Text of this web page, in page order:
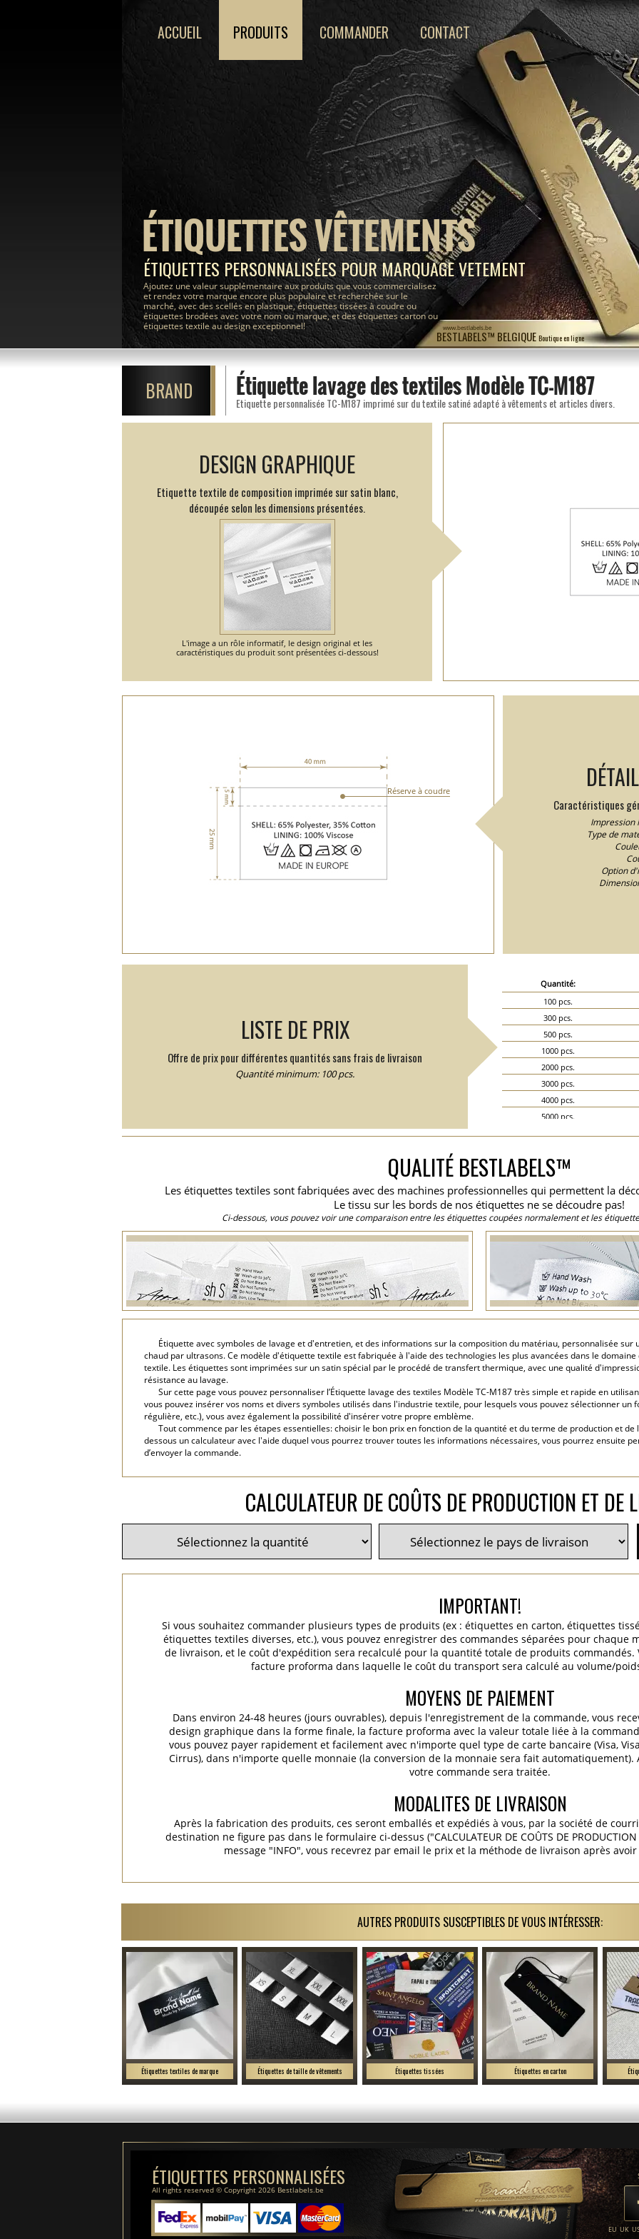
BESTLABELS™ BELGIQUE Boutique en ligne
www.bestlabels.be
ÉTIQUETTES VÊTEMENTS
ÉTIQUETTES PERSONNALISÉES POUR MARQUAGE VETEMENT
Ajoutez une valeur supplémentaire aux produits que vous commercialisez
et rendez votre marque encore plus populaire et recherchée sur le
marché, avec des scellés en plastique, étiquettes tissées à coudre ou
étiquettes brodées avec votre nom ou marque, et des étiquettes carton ou
étiquettes textile au design exceptionnel!
ACCUEIL PRODUITS COMMANDER CONTACT
BRAND Étiquette lavage des textiles Modèle TC-M187
Etiquette personnalisée TC-M187 imprimé sur du textile satiné adapté à vêtements et articles divers.
DESIGN GRAPHIQUE
Etiquette textile de composition imprimée sur satin blanc,
découpée selon les dimensions présentées.
L'image a un rôle informatif, le design original et les
caractéristiques du produit sont présentées ci-dessous!
Caractéristiques
Impression
Type de
Option
Réserve à coudre
LISTE DE PRIX
Offre de prix pour différentes quantités sans frais de livraison
Quantité minimum: 100 pcs.
Quantité:
100 pcs.
300 pcs.
500 pcs.
1000 pcs.
2000 pcs.
3000 pcs.
4000 pcs.
5000 pcs.
8000 pcs.
10000 pcs.
15000 pcs.
20000 pcs.
QUALITÉ BESTLABELS™
Les étiquettes textiles sont fabriquées avec des machines professionnelles qui permettent la
Le tissu sur les bords de nos étiquettes ne se découdre pas!
Ci-dessous, vous pouvez voir une comparaison entre les étiquettes coupées normalement et les
Étiquette avec symboles de lavage et d'entretien, et des informations sur la composition du matériau, personnalisée sur
chaud par ultrasons. Ce modèle d'étiquette textile est fabriquée à l'aide des technologies les plus avancées dans le
textile. Les étiquettes sont imprimées sur un satin spécial par le procédé de transfert thermique, avec une qualité
résistance au lavage.
Sur cette page vous pouvez personnaliser l’Étiquette lavage des textiles Modèle TC-M187 très simple et rapide en
vous pouvez insérer vos noms et divers symboles utilisés dans l'industrie textile, pour lesquels vous pouvez sélectionner
régulière, etc.), vous avez également la possibilité d'insérer votre propre emblème.
Tout commence par les étapes essentielles: choisir le bon prix en fonction de la quantité et du terme de production et
dessous un calculateur avec l'aide duquel vous pourrez trouver toutes les informations nécessaires, vous pourrez ensuite
d’envoyer la commande.
CALCULATEUR DE COÛTS DE PRODUCTION ET DE
IMPORTANT!
Si vous souhaitez commander plusieurs types de produits (ex : étiquettes en carton, étiquettes
étiquettes textiles diverses, etc.), vous pouvez enregistrer des commandes séparées pour chaque
de livraison, et le coût d'expédition sera recalculé pour la quantité totale de produits commandés.
facture proforma dans laquelle le coût du transport sera calculé au volume/
MOYENS DE PAIEMENT
Dans environ 24-48 heures (jours ouvrables), depuis l'enregistrement de la commande, vous
design graphique dans la forme finale, la facture proforma avec la valeur totale liée à la
vous pouvez payer rapidement et facilement avec n'importe quel type de carte bancaire (Visa,
Cirrus), dans n'importe quelle monnaie (la conversion de la monnaie sera fait
votre commande sera traitée.
MODALITES DE LIVRAISON
Après la fabrication des produits, ces seront emballés et expédiés à vous, par la société de
destination ne figure pas dans le formulaire ci-dessus ("CALCULATEUR DE COÛTS DE
message "INFO", vous recevrez par email le prix et la méthode de livraison après
AUTRES PRODUITS SUSCEPTIBLES DE VOUS INTÉRESSER:
Étiquettes textiles de marque Étiquettes de taille de vêtements Étiquettes tissées Étiquettes en carton
ÉTIQUETTES PERSONNALISÉES
All rights reserved © Copyright 2026 Bestlabels.be
EU UK